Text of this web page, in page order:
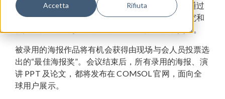
Accetta Rifiuta
在 COMSOL 用户年会 2026 深圳站，您将有机会通过
海报或演讲，展示基于 COMSOL®软件开展的研究和
仿真工作，并与参会的工程师和研究人员现场交流。
被录用的海报作品将有机会获得由现场与会人员投票选
出的“最佳海报奖”。会议结束后，所有录用的海报、演
讲 PPT 及论文，都将发布在 COMSOL 官网，面向全
球用户展示。